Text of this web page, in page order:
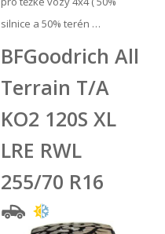
silnice a 50% terén …
BFGoodrich All
Terrain T/A
KO2 120S XL
LRE RWL
255/70 R16